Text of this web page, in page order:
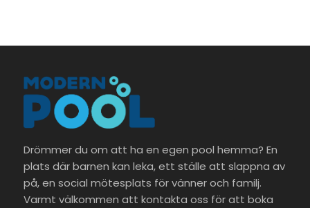
Drömmer du om att ha en egen pool hemma? En
plats där barnen kan leka, ett ställe att slappna av
på, en social mötesplats för vänner och familj.
Varmt välkommen att kontakta oss för att boka